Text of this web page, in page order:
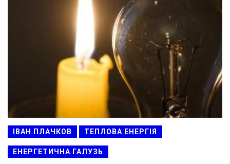
ІВАН ПЛАЧКОВ ТЕПЛОВА ЕНЕРГІЯ
ЕНЕРГЕТИЧНА ГАЛУЗЬ